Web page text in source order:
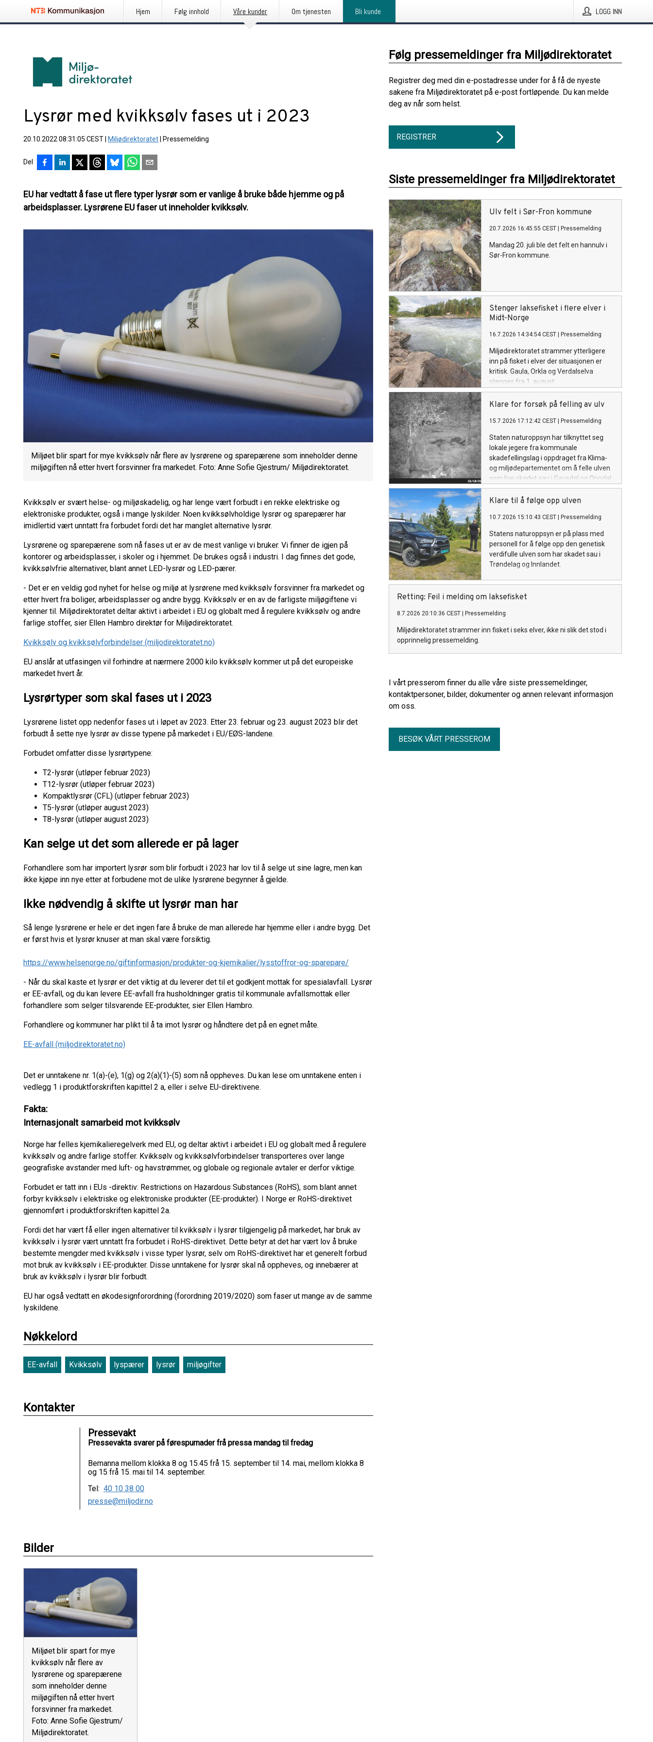
Hjem Følg innhold Våre kunder Om tjenesten Bli kunde LOGG INN
Lysrør med kvikksølv fases ut i 2023
20.10.2022 08:31:05 CEST Miljødirektoratet Pressemelding
Del
EU har vedtatt å fase ut flere typer lysrør som er vanlige å bruke både hjemme og på
arbeidsplasser. Lysrørene EU faser ut inneholder kvikksølv.
Miljøet blir spart for mye kvikksølv når flere av lysrørene og sparepærene som inneholder denne
miljøgiften nå etter hvert forsvinner fra markedet. Foto: Anne Sofie Gjestrum/ Miljødirektoratet.
Kvikksølv er svært helse- og miljøskadelig, og har lenge vært forbudt i en rekke elektriske og
elektroniske produkter, også i mange lyskilder. Noen kvikksølvholdige lysrør og sparepærer har
imidlertid vært unntatt fra forbudet fordi det har manglet alternative lysrør.
Lysrørene og sparepærene som nå fases ut er av de mest vanlige vi bruker. Vi finner de igjen på
kontorer og arbeidsplasser, i skoler og i hjemmet. De brukes også i industri. I dag finnes det gode,
kvikksølvfrie alternativer, blant annet LED-lysrør og LED-pærer.
- Det er en veldig god nyhet for helse og miljø at lysrørene med kvikksølv forsvinner fra markedet og
etter hvert fra boliger, arbeidsplasser og andre bygg. Kvikksølv er en av de farligste miljøgiftene vi
kjenner til. Miljødirektoratet deltar aktivt i arbeidet i EU og globalt med å regulere kvikksølv og andre
farlige stoffer, sier Ellen Hambro direktør for Miljødirektoratet.
Kvikksølv og kvikksølvforbindelser (miljodirektoratet.no)
EU anslår at utfasingen vil forhindre at nærmere 2000 kilo kvikksølv kommer ut på det europeiske
markedet hvert år.
Lysrørtyper som skal fases ut i 2023
Lysrørene listet opp nedenfor fases ut i løpet av 2023. Etter 23. februar og 23. august 2023 blir det
forbudt å sette nye lysrør av disse typene på markedet i EU/EØS-landene.
Forbudet omfatter disse lysrørtypene:
T2-lysrør (utløper februar 2023)
T12-lysrør (utløper februar 2023)
Kompaktlysrør (CFL) (utløper februar 2023)
T5-lysrør (utløper august 2023)
T8-lysrør (utløper august 2023)
Kan selge ut det som allerede er på lager
Forhandlere som har importert lysrør som blir forbudt i 2023 har lov til å selge ut sine lagre, men kan
ikke kjøpe inn nye etter at forbudene mot de ulike lysrørene begynner å gjelde.
Ikke nødvendig å skifte ut lysrør man har
Så lenge lysrørene er hele er det ingen fare å bruke de man allerede har hjemme eller i andre bygg. Det
er først hvis et lysrør knuser at man skal være forsiktig.
https://www.helsenorge.no/giftinformasjon/produkter-og-kjemikalier/lysstoffror-og-sparepare/
- Når du skal kaste et lysrør er det viktig at du leverer det til et godkjent mottak for spesialavfall. Lysrør
er EE-avfall, og du kan levere EE-avfall fra husholdninger gratis til kommunale avfallsmottak eller
forhandlere som selger tilsvarende EE-produkter, sier Ellen Hambro.
Forhandlere og kommuner har plikt til å ta imot lysrør og håndtere det på en egnet måte.
EE-avfall (miljodirektoratet.no)
Det er unntakene nr. 1(a)-(e), 1(g) og 2(a)(1)-(5) som nå oppheves. Du kan lese om unntakene enten i
vedlegg 1 i produktforskriften kapittel 2 a, eller i selve EU-direktivene.
Fakta:
Internasjonalt samarbeid mot kvikksølv
Norge har felles kjemikalieregelverk med EU, og deltar aktivt i arbeidet i EU og globalt med å regulere
kvikksølv og andre farlige stoffer. Kvikksølv og kvikksølvforbindelser transporteres over lange
geografiske avstander med luft- og havstrømmer, og globale og regionale avtaler er derfor viktige.
Forbudet er tatt inn i EUs -direktiv: Restrictions on Hazardous Substances (RoHS), som blant annet
forbyr kvikksølv i elektriske og elektroniske produkter (EE-produkter). I Norge er RoHS-direktivet
gjennomført i produktforskriften kapittel 2a.
Fordi det har vært få eller ingen alternativer til kvikksølv i lysrør tilgjengelig på markedet, har bruk av
kvikksølv i lysrør vært unntatt fra forbudet i RoHS-direktivet. Dette betyr at det har vært lov å bruke
bestemte mengder med kvikksølv i visse typer lysrør, selv om RoHS-direktivet har et generelt forbud
mot bruk av kvikksølv i EE-produkter. Disse unntakene for lysrør skal nå oppheves, og innebærer at
bruk av kvikksølv i lysrør blir forbudt.
EU har også vedtatt en økodesignforordning (forordning 2019/2020) som faser ut mange av de samme
lyskildene.
Nøkkelord
EE-avfall Kvikksølv lyspærer lysrør miljøgifter
Kontakter
Pressevakt
Pressevakta svarer på førespurnader frå pressa mandag til fredag
Bemanna mellom klokka 8 og 15.45 frå 15. september til 14. mai, mellom klokka 8
og 15 frå 15. mai til 14. september.
Tel: 40 10 38 00
presse@miljodir.no
Bilder
Miljøet blir spart for mye
kvikksølv når flere av
lysrørene og sparepærene
som inneholder denne
miljøgiften nå etter hvert
forsvinner fra markedet.
Foto: Anne Sofie Gjestrum/
Miljødirektoratet.
Følg pressemeldinger fra Miljødirektoratet
Registrer deg med din e-postadresse under for å få de nyeste
sakene fra Miljødirektoratet på e-post fortløpende. Du kan melde
deg av når som helst.
REGISTRER
Siste pressemeldinger fra Miljødirektoratet
Ulv felt i Sør-Fron kommune
20.7.2026 16:45:55 CEST Pressemelding
Mandag 20. juli ble det felt en hannulv i
Sør-Fron kommune.
Stenger laksefisket i flere elver i
Midt-Norge
16.7.2026 14:34:54 CEST Pressemelding
Miljødirektoratet strammer ytterligere
inn på fisket i elver der situasjonen er
kritisk. Gaula, Orkla og Verdalselva
stenges fra 1. august.
Klare for forsøk på felling av ulv
15.7.2026 17:12:42 CEST Pressemelding
Staten naturoppsyn har tilknyttet seg
lokale jegere fra kommunale
skadefellingslag i oppdraget fra Klima-
og miljødepartementet om å felle ulven
som har skadet sau i Gausdal og Oppdal.
Klare til å følge opp ulven
10.7.2026 15:10:43 CEST Pressemelding
Statens naturoppsyn er på plass med
personell for å følge opp den genetisk
verdifulle ulven som har skadet sau i
Trøndelag og Innlandet.
Retting: Feil i melding om laksefisket
8.7.2026 20:10:36 CEST Pressemelding
Miljødirektoratet strammer inn fisket i seks elver, ikke ni slik det stod i
opprinnelig pressemelding.
I vårt presserom finner du alle våre siste pressemeldinger,
kontaktpersoner, bilder, dokumenter og annen relevant informasjon
om oss.
BESØK VÅRT PRESSEROM